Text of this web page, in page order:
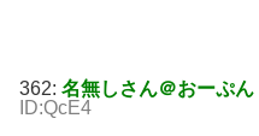
362: 名無しさん＠おーぷん
ID:QcE4